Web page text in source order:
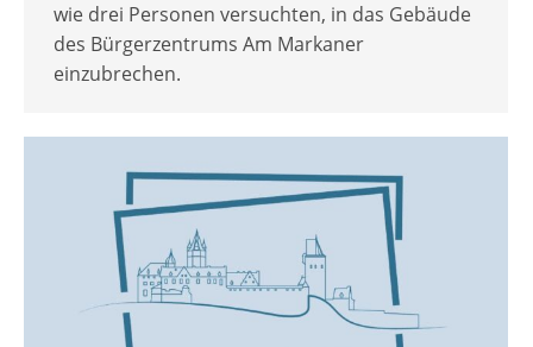
wie drei Personen versuchten, in das Gebäude
des Bürgerzentrums Am Markaner
einzubrechen.